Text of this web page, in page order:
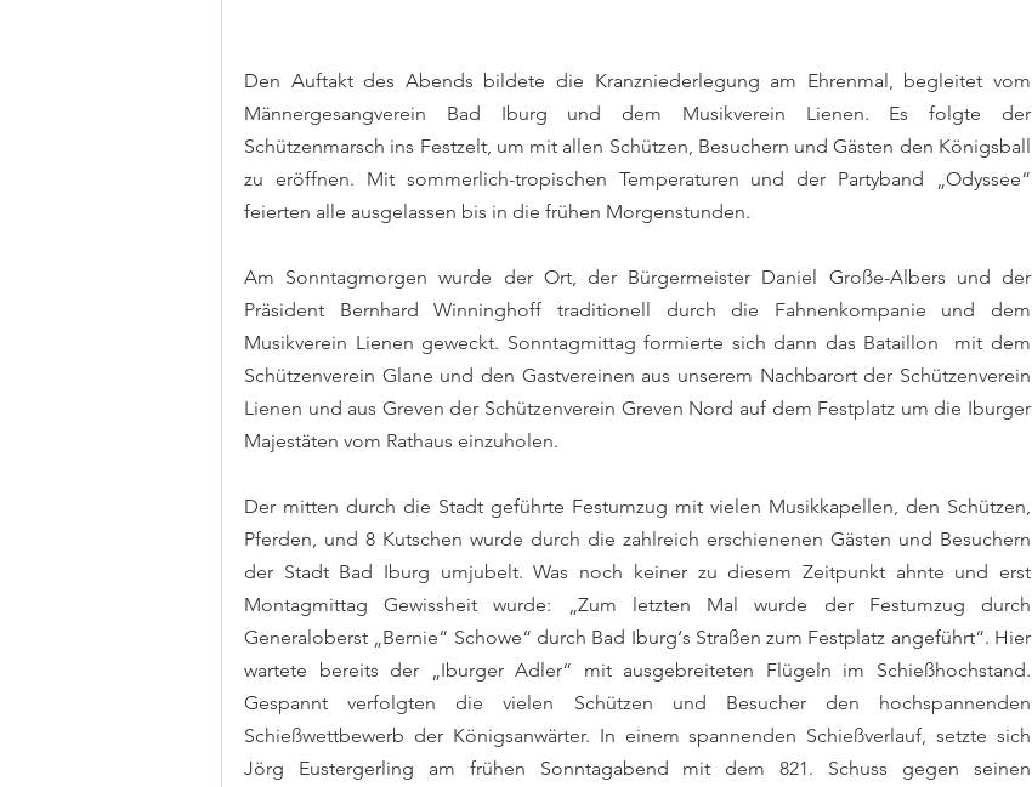
Den Auftakt des Abends bildete die Kranzniederlegung am Ehrenmal, begleitet vom
Männergesangverein Bad Iburg und dem Musikverein Lienen. Es folgte der
Schützenmarsch ins Festzelt, um mit allen Schützen, Besuchern und Gästen den Königsball
zu eröffnen. Mit sommerlich-tropischen Temperaturen und der Partyband „Odyssee“
feierten alle ausgelassen bis in die frühen Morgenstunden.
Am Sonntagmorgen wurde der Ort, der Bürgermeister Daniel Große-Albers und der
Präsident Bernhard Winninghoff traditionell durch die Fahnenkompanie und dem
Musikverein Lienen geweckt. Sonntagmittag formierte sich dann das Bataillon  mit dem
Schützenverein Glane und den Gastvereinen aus unserem Nachbarort der Schützenverein
Lienen und aus Greven der Schützenverein Greven Nord auf dem Festplatz um die Iburger
Majestäten vom Rathaus einzuholen.
Der mitten durch die Stadt geführte Festumzug mit vielen Musikkapellen, den Schützen,
Pferden, und 8 Kutschen wurde durch die zahlreich erschienenen Gästen und Besuchern
der Stadt Bad Iburg umjubelt. Was noch keiner zu diesem Zeitpunkt ahnte und erst
Montagmittag Gewissheit wurde: „Zum letzten Mal wurde der Festumzug durch
Generaloberst „Bernie“ Schowe“ durch Bad Iburg‘s Straßen zum Festplatz angeführt“. Hier
wartete bereits der „Iburger Adler“ mit ausgebreiteten Flügeln im Schießhochstand.
Gespannt verfolgten die vielen Schützen und Besucher den hochspannenden
Schießwettbewerb der Königsanwärter. In einem spannenden Schießverlauf, setzte sich
Jörg Eustergerling am frühen Sonntagabend mit dem 821. Schuss gegen seinen